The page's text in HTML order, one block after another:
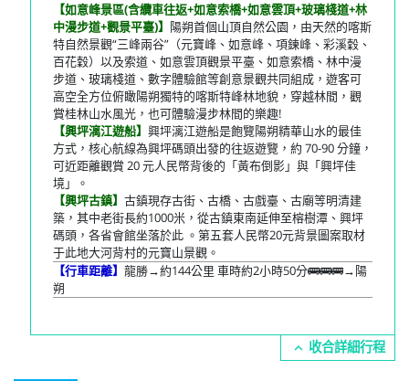
【如意峰景區(含纜車往返+如意索橋+如意雲頂+玻璃棧道+林
中漫步道+觀景平臺)】 陽朔首個山頂自然公園，由天然的喀斯
特自然景觀“三峰兩谷”（元寶峰、如意峰、項鍊峰、彩溪穀、
百花穀）以及索道、如意雲頂觀景平臺、如意索橋、林中漫
步道、玻璃棧道、數字體驗館等創意景觀共同組成，遊客可
高空全方位俯瞰陽朔獨特的喀斯特峰林地貌，穿越林間，觀
賞桂林山水風光，也可體驗漫步林間的樂趣!
【興坪漓江遊船】 興坪漓江遊船是飽覽陽朔精華山水的最佳
方式，核心航線為興坪碼頭出發的往返遊覽，約 70-90 分鐘，
可近距離觀賞 20 元人民幣背後的「黃布倒影」與「興坪佳
境」。
【興坪古鎮】 古鎮現存古街、古橋、古戲臺、古廟等明清建
築，其中老街長約1000米，從古鎮東南延伸至榕樹潭、興坪
碼頭，各省會館坐落於此 。第五套人民幣20元背景圖案取材
于此地大河背村的元寶山景觀。
【行車距離】 龍勝→約144公里 車時約2小時50分🚌🚌🚌→陽
朔
expand_more